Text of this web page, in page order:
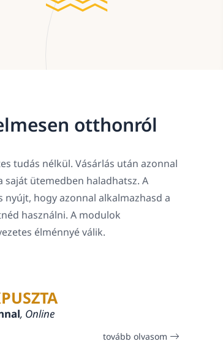
otthonról
tudás nélkül. Vásárlás után azonnal
ütemedben haladhatsz. A
hogy azonnal alkalmazhasd a
használni. A modulok
élménnyé válik.
, Online
tovább olvasom